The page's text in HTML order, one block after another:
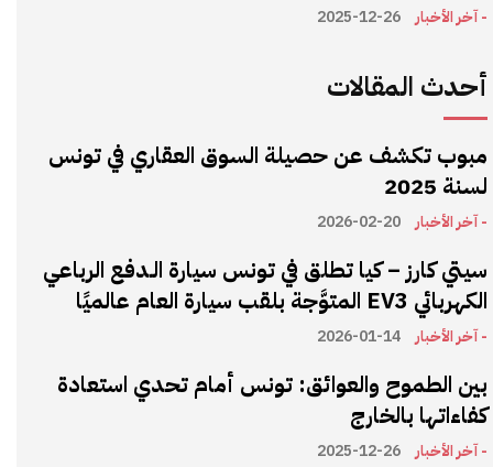
- آخر الأخبار 2025-12-26
أحدث المقالات
مبوب تكشف عن حصيلة السوق العقاري في تونس
لسنة 2025
- آخر الأخبار 2026-02-20
سيتي كارز – كيا تطلق في تونس سيارة الـدفع الرباعي
الكهربائي EV3 المتوَّجة بلقب سيارة العام عالميًا
- آخر الأخبار 2026-01-14
بين الطموح والعوائق: تونس أمام تحدي استعادة
كفاءاتها بالخارج
- آخر الأخبار 2025-12-26